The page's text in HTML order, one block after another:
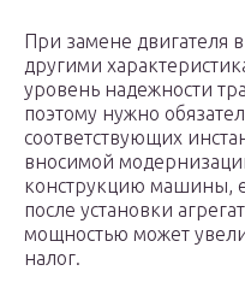
При замене двигателя в
другими
уровень надежности
поэтому нужно
соответствующих
вносимой
конструкцию машины,
после установки
мощностью может
налог.